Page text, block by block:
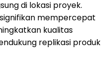
di lokasi proyek.
mempercepat
kualitas
replikasi produk